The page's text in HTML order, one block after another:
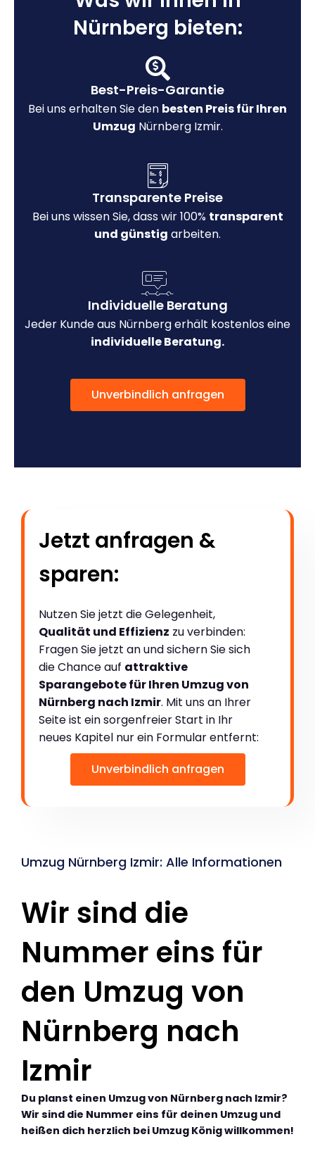
Nürnberg bieten:
Best-Preis-Garantie
Bei uns erhalten Sie den besten Preis für Ihren
Umzug Nürnberg Izmir.
Transparente Preise
Bei uns wissen Sie, dass wir 100% transparent
und günstig arbeiten.
Individuelle Beratung
Jeder Kunde aus Nürnberg erhält kostenlos eine
individuelle Beratung.
Unverbindlich anfragen
Jetzt anfragen &
sparen:
Nutzen Sie jetzt die Gelegenheit,
Qualität und Effizienz zu verbinden:
Fragen Sie jetzt an und sichern Sie sich
die Chance auf attraktive
Sparangebote für Ihren Umzug von
Nürnberg nach Izmir. Mit uns an Ihrer
Seite ist ein sorgenfreier Start in Ihr
neues Kapitel nur ein Formular entfernt:
Unverbindlich anfragen
Umzug Nürnberg Izmir: Alle Informationen
Wir sind die
Nummer eins für
den Umzug von
Nürnberg nach
Izmir
Du planst einen Umzug von Nürnberg nach Izmir?
Wir sind die Nummer eins für deinen Umzug und
heißen dich herzlich bei Umzug König willkommen!